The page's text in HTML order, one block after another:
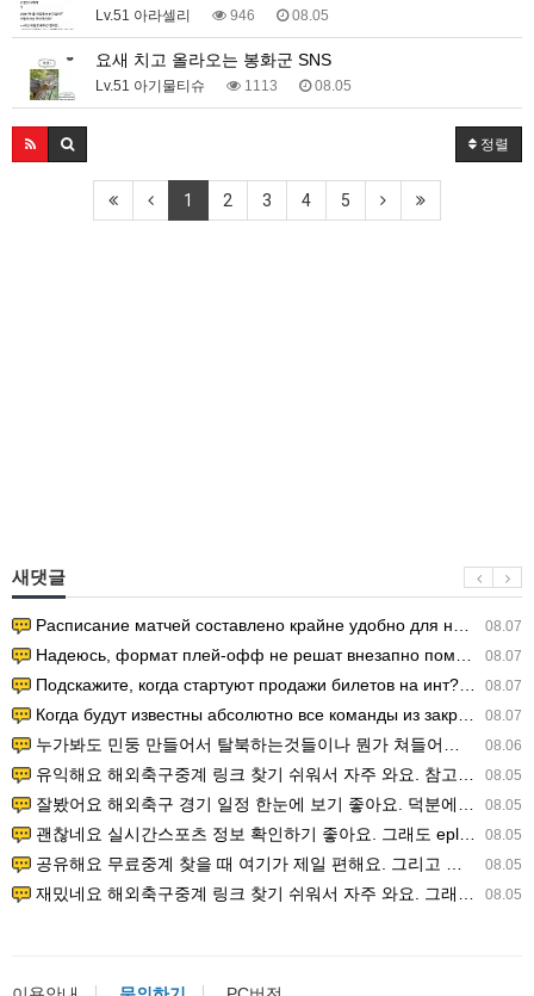
Lv.51 아라셀리 946 08.05
요새 치고 올라오는 봉화군 SNS
Lv.51 아기물티슈 1113 08.05
정렬
1 2 3 4 5
새댓글
08.07
Расписание матчей составлено крайне удобно для нашего часово…
08.07
Надеюсь, формат плей-офф не решат внезапно поменять. https:/…
08.07
Подскажите, когда стартуют продажи билетов на инт? https://g…
08.07
Когда будут известны абсолютно все команды из закрытых квали…
08.06
누가봐도 민둥 만들어서 탈북하는것들이나 뭔가 쳐들어오는 낌새를 미리 알아차리기 위함이지 저걸 전쟁준비라고 하…
08.05
유익해요 해외축구중계 링크 찾기 쉬워서 자주 와요. 참고로 무료스포츠중계 정보 확인할 때 출처 꼭 체크해요.…
08.05
잘봤어요 해외축구 경기 일정 한눈에 보기 좋아요. 덕분에 epl중계 볼 때 공식 중계 채널 먼저 찾아봐요. …
08.05
괜찮네요 실시간스포츠 정보 확인하기 좋아요. 그래도 epl중계 볼 때 공식 중계 채널 먼저 찾아봐요. 북마크…
08.05
공유해요 무료중계 찾을 때 여기가 제일 편해요. 그리고 무료스포츠중계 정보 확인할 때 출처 꼭 체크해요. 앞…
08.05
재밌네요 해외축구중계 링크 찾기 쉬워서 자주 와요. 그래서 해외축구중계도 정식 서비스로 봐야 안전해요. 다음…